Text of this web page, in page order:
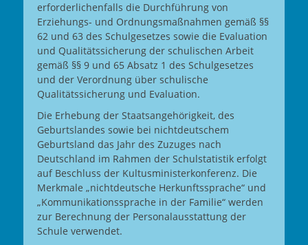
erforderlichenfalls die Durchführung von
Erziehungs- und Ordnungsmaßnahmen gemäß §§
62 und 63 des Schulgesetzes sowie die Evaluation
und Qualitätssicherung der schulischen Arbeit
gemäß §§ 9 und 65 Absatz 1 des Schulgesetzes
und der Verordnung über schulische
Qualitätssicherung und Evaluation.
Die Erhebung der Staatsangehörigkeit, des
Geburtslandes sowie bei nichtdeutschem
Geburtsland das Jahr des Zuzuges nach
Deutschland im Rahmen der Schulstatistik erfolgt
auf Beschluss der Kultusministerkonferenz. Die
Merkmale „nichtdeutsche Herkunftssprache“ und
„Kommunikationssprache in der Familie“ werden
zur Berechnung der Personalausstattung der
Schule verwendet.